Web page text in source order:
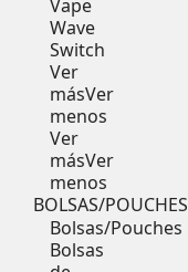
Vape
Wave
Switch
Ver
másVer
menos
Ver
másVer
menos
BOLSAS/POUCHES
Bolsas/Pouches
Bolsas